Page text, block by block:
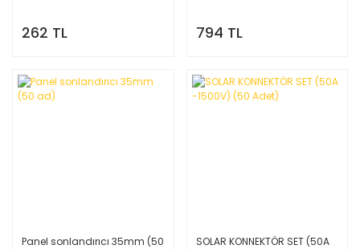
262 TL 794 TL
Panel sonlandırıcı 35mm (50
SOLAR KONNEKTÖR SET (50A